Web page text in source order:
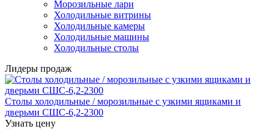
Морозильные лари
Холодильные витрины
Холодильные камеры
Холодильные машины
Холодильные столы
Лидеры продаж
Столы холодильные / морозильные с узкими ящиками и
дверьми СШС-6,2-2300
Узнать цену